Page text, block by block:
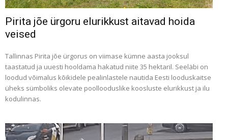
Pirita jõe ürgoru elurikkust aitavad hoida
veised
Tallinnas Pirita jõe ürgorus on viimase kümne aasta jooksul
taastatud ja uuesti hooldama hakatud niite 35 hektaril. Seeläbi on
loodud võimalus kõikidele pealinlastele nautida Eesti looduskaitse
üheks sümboliks olevate poollooduslike koosluste elurikkust ja ilu
kodulinnas.